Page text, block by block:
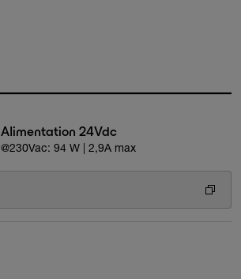
Alimentation 24Vdc
@230Vac: 94 W | 2,9A max